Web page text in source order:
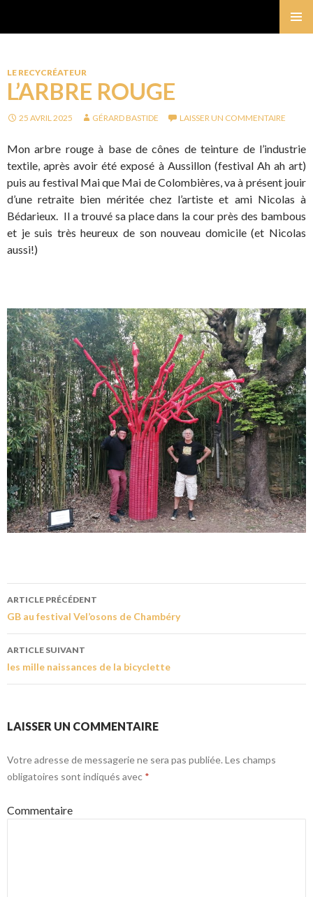
LE RECYCRÉATEUR
L’ARBRE ROUGE
25 AVRIL 2025 GÉRARD BASTIDE LAISSER UN COMMENTAIRE
Mon arbre rouge à base de cônes de teinture de l’industrie
textile, après avoir été exposé à Aussillon (festival Ah ah art)
puis au festival Mai que Mai de Colombières, va à présent jouir
d’une retraite bien méritée chez l’artiste et ami Nicolas à
Bédarieux. Il a trouvé sa place dans la cour près des bambous
et je suis très heureux de son nouveau domicile (et Nicolas
aussi!)
ARTICLE PRÉCÉDENT
GB au festival Vel’osons de Chambéry
ARTICLE SUIVANT
les mille naissances de la bicyclette
LAISSER UN COMMENTAIRE
Votre adresse de messagerie ne sera pas publiée. Les champs
obligatoires sont indiqués avec *
Commentaire